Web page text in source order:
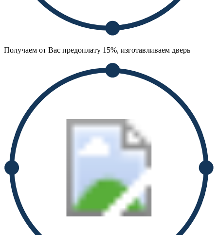
Получаем от Вас предоплату 15%, изготавливаем дверь